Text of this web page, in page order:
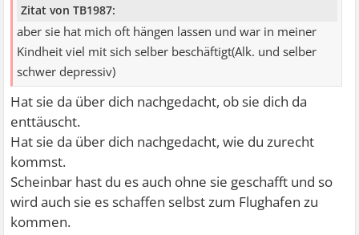
Zitat von TB1987:
aber sie hat mich oft hängen lassen und war in meiner
Kindheit viel mit sich selber beschäftigt(Alk. und selber
schwer depressiv)
Hat sie da über dich nachgedacht, ob sie dich da
enttäuscht.
Hat sie da über dich nachgedacht, wie du zurecht
kommst.
Scheinbar hast du es auch ohne sie geschafft und so
wird auch sie es schaffen selbst zum Flughafen zu
kommen.